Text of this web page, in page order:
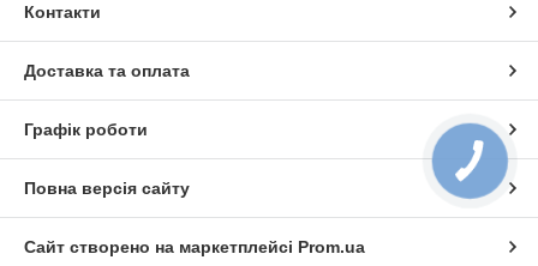
Контакти
Доставка та оплата
Графік роботи
Повна версія сайту
Сайт створено на маркетплейсі Prom.ua